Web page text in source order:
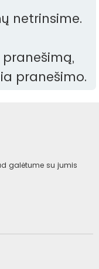
netrinsime.
pranešimo.
galėtume su jumis